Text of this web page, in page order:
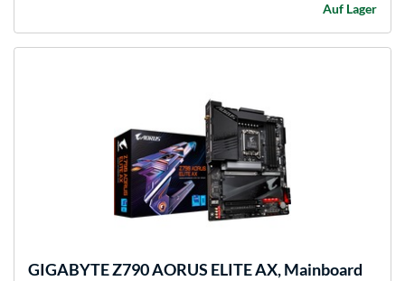
Auf Lager
GIGABYTEZ790 AORUS ELITE AX, Mainboard